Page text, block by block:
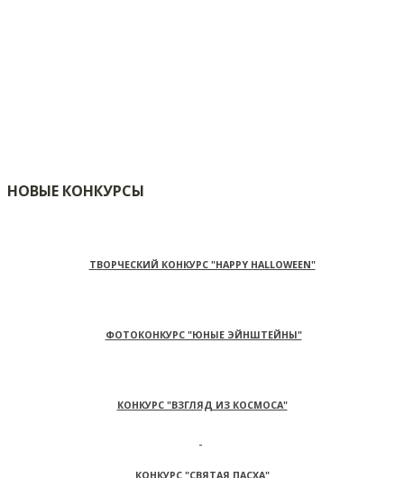
НОВЫЕ КОНКУРСЫ
ТВОРЧЕСКИЙ КОНКУРС "HAPPY HALLOWEEN"
ФОТОКОНКУРС "ЮНЫЕ ЭЙНШТЕЙНЫ"
КОНКУРС "ВЗГЛЯД ИЗ КОСМОСА"
КОНКУРС "СВЯТАЯ ПАСХА"